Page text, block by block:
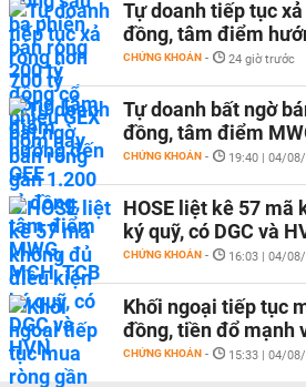
Tự doanh tiếp tục
đồng, tâm điểm
CHỨNG KHOÁN - 24 giờ trước
Tự doanh bất ngờ
đồng, tâm điểm
CHỨNG KHOÁN - 19:40 | 04/
HOSE liệt kê 57 mã
ký quỹ, có DGC và
CHỨNG KHOÁN - 16:03 | 04/
Khối ngoại tiếp tục
đồng, tiền đổ mạnh
CHỨNG KHOÁN - 15:33 | 04/